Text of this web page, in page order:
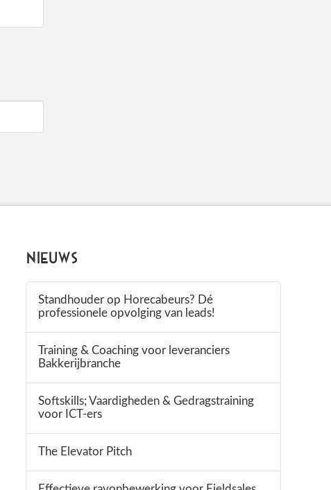
Nieuws
Standhouder op Horecabeurs? Dé
professionele opvolging van leads!
Training & Coaching voor leveranciers
Bakkerijbranche
Softskills; Vaardigheden & Gedragstraining
voor ICT-ers
The Elevator Pitch